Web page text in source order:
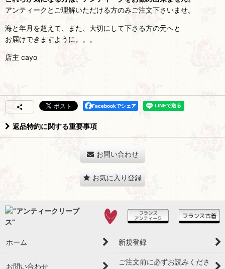
アンティークとご理解いただける方のみご注文下さいませ。
海と年月を超えて、また、大切にして下さる方の元へと
お届けできますように。。。
店主 cayo
Facebookでシェア
返品特約に関する重要事項
お問い合わせ
お気に入り登録
ホーム 新規登録
お問い合わせ
ご注文前に必ずお読みくださ